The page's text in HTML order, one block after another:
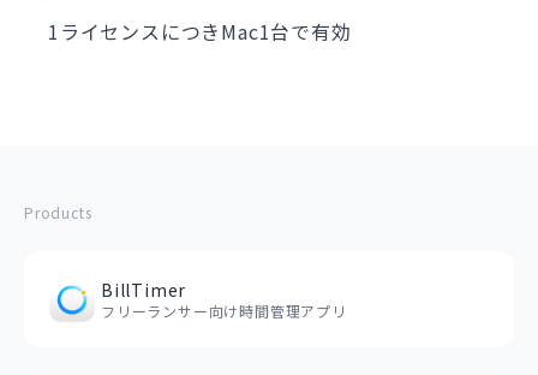
1ライセンスにつきMac1台で有効
Products
BillTimer
フリーランサー向け時間管理アプリ